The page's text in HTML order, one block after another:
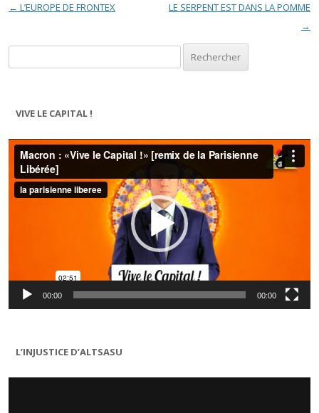
Navigation des articles
← L’EUROPE DE FRONTEX
LE SERPENT EST DANS LA POMME
→
VIVE LE CAPITAL !
Lecteur
vidéo
00:00 00:00
L’INJUSTICE D’ALTSASU
Lecteur